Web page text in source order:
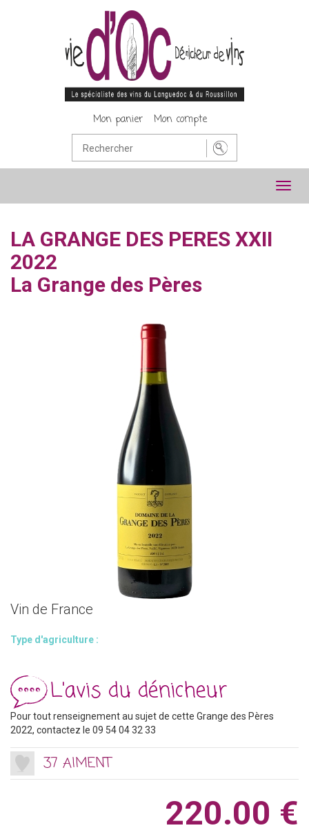
Mon panier Mon compte
LA GRANGE DES PERES XXII
2022
La Grange des Pères
Vin de France
Type d'agriculture :
L'avis du dénicheur
Pour tout renseignement au sujet de cette Grange des Pères
2022, contactez le 09 54 04 32 33
37 AIMENT
220.00 €